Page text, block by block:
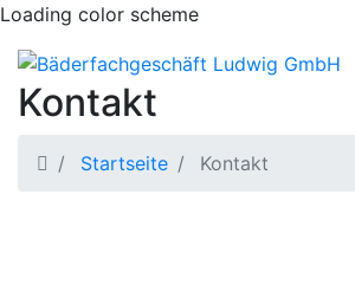
Loading color scheme
Kontakt
Startseite Kontakt